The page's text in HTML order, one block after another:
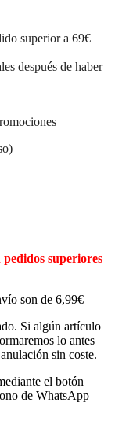
superior a 69€
después de haber
superiores
son de 6,99€
Si algún artículo
lo antes
sin coste.
el botón
de WhatsApp